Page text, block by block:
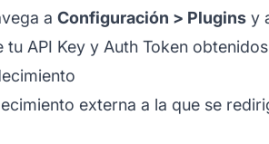
a Configuración > Plugins y
API Key y Auth Token
externa a la que se